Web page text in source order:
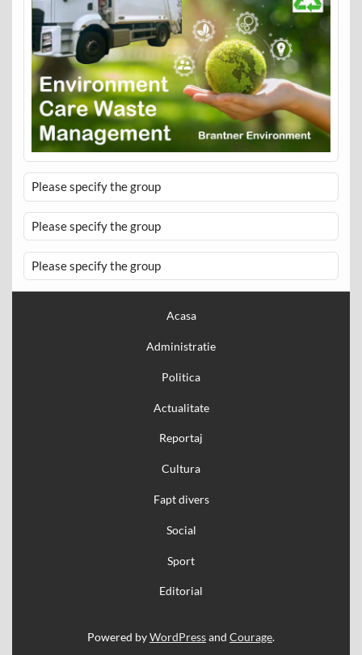
Please specify the group
Please specify the group
Please specify the group
Acasa
Administratie
Politica
Actualitate
Reportaj
Cultura
Fapt divers
Social
Sport
Editorial
Powered byWordPressand Courage.